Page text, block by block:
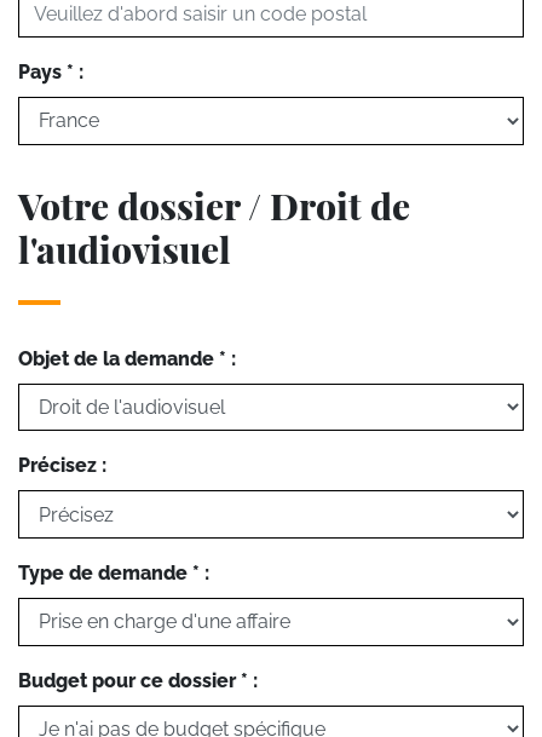
Pays * :
Votre dossier / Droit de
l'audiovisuel
Objet de la demande * :
Précisez :
Type de demande * :
Budget pour ce dossier * :